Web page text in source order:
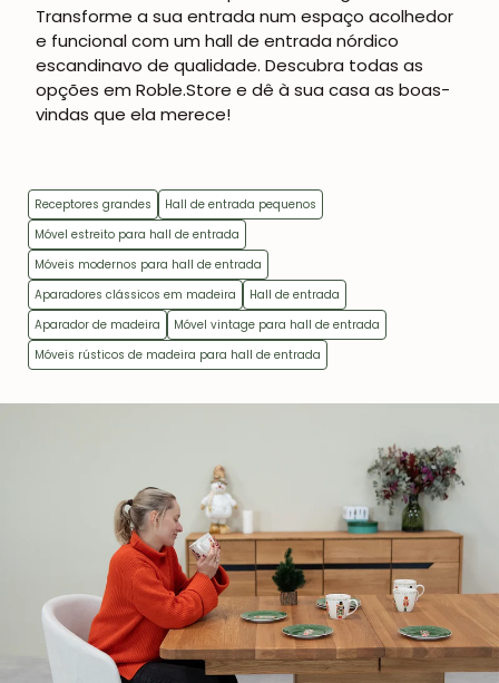
Transforme a sua entrada num espaço acolhedor
e funcional com um hall de entrada nórdico
escandinavo de qualidade. Descubra todas as
opções em Roble.Store e dê à sua casa as boas-
vindas que ela merece!
Receptores grandes
Hall de entrada pequenos
Móvel estreito para hall de entrada
Móveis modernos para hall de entrada
Aparadores clássicos em madeira
Hall de entrada
Aparador de madeira
Móvel vintage para hall de entrada
Móveis rústicos de madeira para hall de entrada